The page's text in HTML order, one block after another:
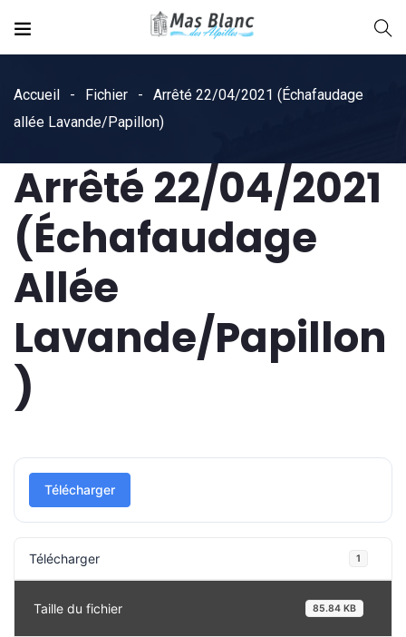
Accueil Fichier
Arrêté 22/04/2021 (Échafaudage
allée Lavande/Papillon)
Arrêté 22/04/2021
(Échafaudage
Allée
Lavande/Papillon
)
Télécharger
Télécharger 1
Taille du fichier 85.84 KB